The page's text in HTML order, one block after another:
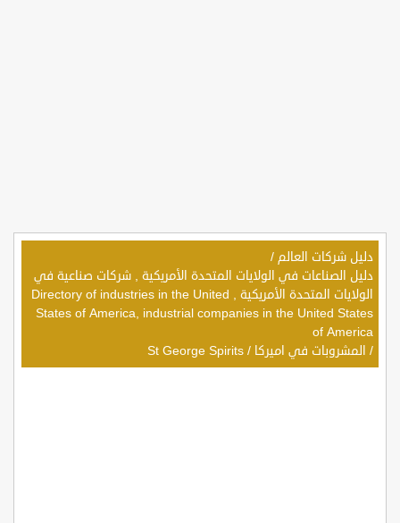
دليل شركات العالم /
دليل الصناعات في الولايات المتحدة الأمريكية , شركات صناعية في
الولايات المتحدة الأمريكية , Directory of industries in the United
States of America, industrial companies in the United States
of America
/ المشروبات في اميركا /
St George Spirits